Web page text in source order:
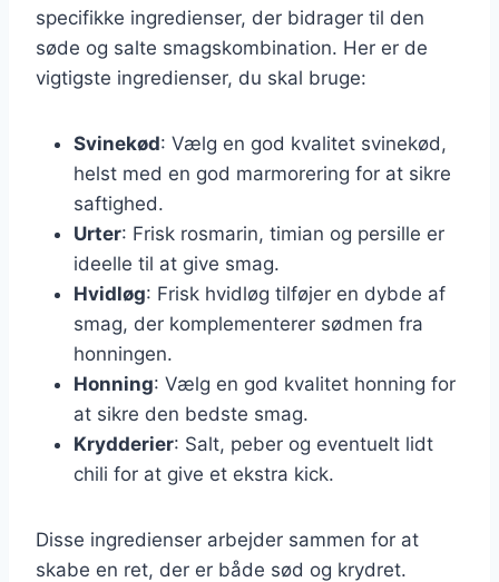
specifikke ingredienser, der bidrager til den
søde og salte smagskombination. Her er de
vigtigste ingredienser, du skal bruge:
Svinekød: Vælg en god kvalitet svinekød,
helst med en god marmorering for at sikre
saftighed.
Urter: Frisk rosmarin, timian og persille er
ideelle til at give smag.
Hvidløg: Frisk hvidløg tilføjer en dybde af
smag, der komplementerer sødmen fra
honningen.
Honning: Vælg en god kvalitet honning for
at sikre den bedste smag.
Krydderier: Salt, peber og eventuelt lidt
chili for at give et ekstra kick.
Disse ingredienser arbejder sammen for at
skabe en ret, der er både sød og krydret.